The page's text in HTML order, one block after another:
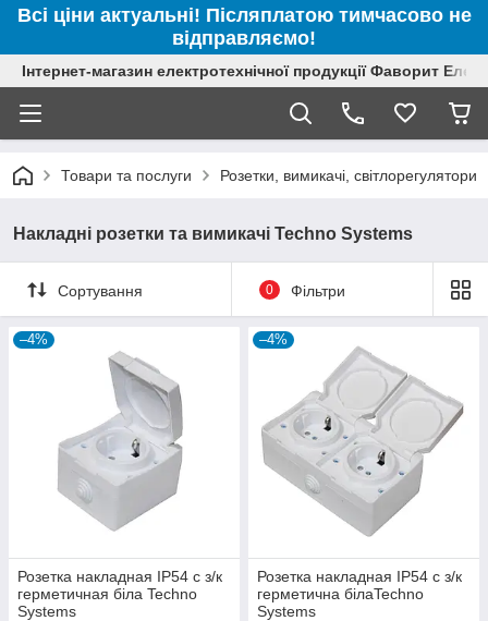
Всі ціни актуальні! Післяплатою тимчасово не
відправляємо!
Інтернет-магазин електротехнічної продукції Фаворит
Товари та послуги Розетки, вимикачі, світлорегулятори
Накладні розетки та вимикачі Techno Systems
Сортування 0 Фільтри
–4%
Розетка накладная IP54 c з/к
герметичная біла Techno
Systems
–4%
Розетка накладная IP54 c з/к
герметична білаTechno
Systems